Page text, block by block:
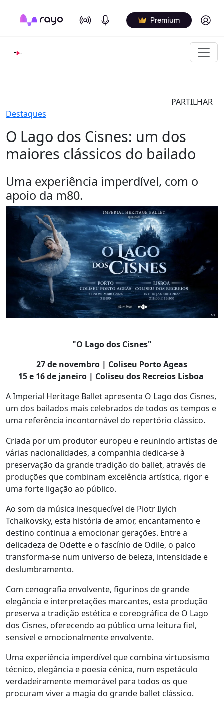
On Air Podcasts Premium Log in
PARTILHAR
Destaques
O Lago dos Cisnes: um dos
maiores clássicos do bailado
Uma experiência imperdível, com o
apoio da m80.
"O Lago dos Cisnes"
27 de novembro | Coliseu Porto Ageas
15 e 16 de janeiro | Coliseu dos Recreios Lisboa
A Imperial Heritage Ballet apresenta O Lago dos Cisnes,
um dos bailados mais celebrados de todos os tempos e
uma referência incontornável do repertório clássico.
Criada por um produtor europeu e reunindo artistas de
várias nacionalidades, a companhia dedica-se à
preservação da grande tradição do ballet, através de
produções que combinam excelência artística, rigor e
uma forte ligação ao público.
Ao som da música inesquecível de Piotr Ilyich
Tchaikovsky, esta história de amor, encantamento e
destino continua a emocionar gerações. Entre a
delicadeza de Odette e o fascínio de Odile, o palco
transforma-se num universo de beleza, intensidade e
deslumbramento.
Com cenografia envolvente, figurinos de grande
elegância e interpretações marcantes, esta produção
preserva a tradição estética e coreográfica de O Lago
dos Cisnes, oferecendo ao público uma leitura fiel,
sensível e emocionalmente envolvente.
Uma experiência imperdível que combina virtuosismo
técnico, elegância e poesia cénica, num espetáculo
verdadeiramente memorável para todos os que
procuram viver a magia do grande ballet clássico.